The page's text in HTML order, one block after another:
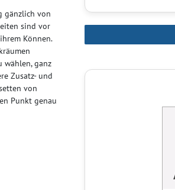
gänzlich von
sind vor
Können.
wählen, ganz
Zusatz- und
von
Punkt genau